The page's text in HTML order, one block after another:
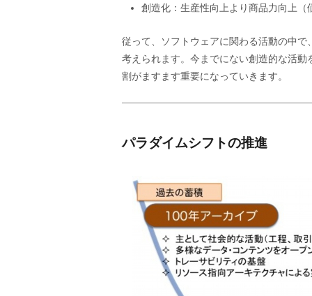
創造化：生産性向上より商品力向上
従って、ソフトウェアに関わる活動の中
考えられます。今までにない創造的な活
割がますます重要になっていきます。
パラダイムシフトの推進